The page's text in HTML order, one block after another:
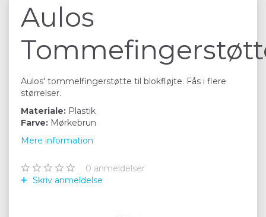
Aulos
Aulos' tommelfingerstøtte til blokfløjte. Fås i flere
størrelser.
Materiale: Plastik
Farve: Mørkebrun
Mere information
0 anmeldelser
Skriv anmeldelse